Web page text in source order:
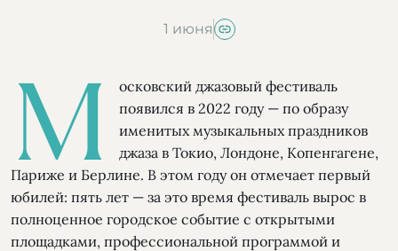
1 июня
М
осковский джазовый фестиваль
появился в 2022 году — по образу
именитых музыкальных праздников
джаза в Токио, Лондоне, Копенгагене,
Париже и Берлине. В этом году он отмечает первый
юбилей: пять лет — за это время фестиваль вырос в
полноценное городское событие с открытыми
площадками, профессиональной программой и